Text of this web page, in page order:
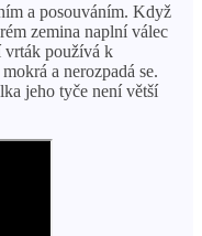
a posouváním. Když
zemina naplní válec
vrták používá k
a nerozpadá se.
jeho tyče není větší